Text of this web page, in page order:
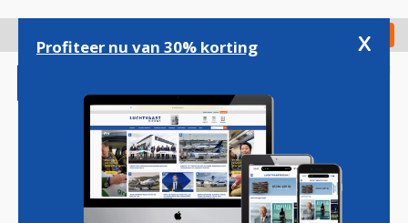
gaan
Check in
Magazine Podcasts Vacatures
Profiteer nu van 30% korting x